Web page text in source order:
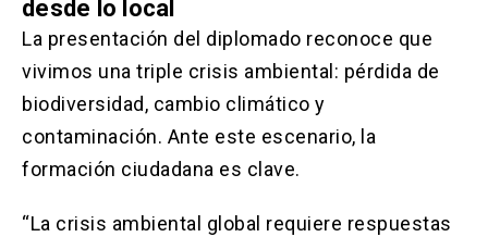
desde lo local
La presentación del diplomado reconoce que
vivimos una triple crisis ambiental: pérdida de
biodiversidad, cambio climático y
contaminación. Ante este escenario, la
formación ciudadana es clave.
“La crisis ambiental global requiere respuestas